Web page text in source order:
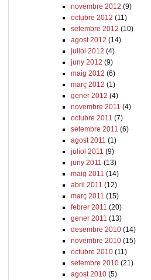
novembre 2012 (9)
octubre 2012 (11)
setembre 2012 (10)
agost 2012 (14)
juliol 2012 (4)
juny 2012 (9)
maig 2012 (6)
març 2012 (1)
gener 2012 (4)
novembre 2011 (4)
octubre 2011 (7)
setembre 2011 (6)
agost 2011 (1)
juliol 2011 (9)
juny 2011 (13)
maig 2011 (14)
abril 2011 (12)
març 2011 (15)
febrer 2011 (20)
gener 2011 (13)
desembre 2010 (14)
novembre 2010 (15)
octubre 2010 (11)
setembre 2010 (21)
agost 2010 (5)